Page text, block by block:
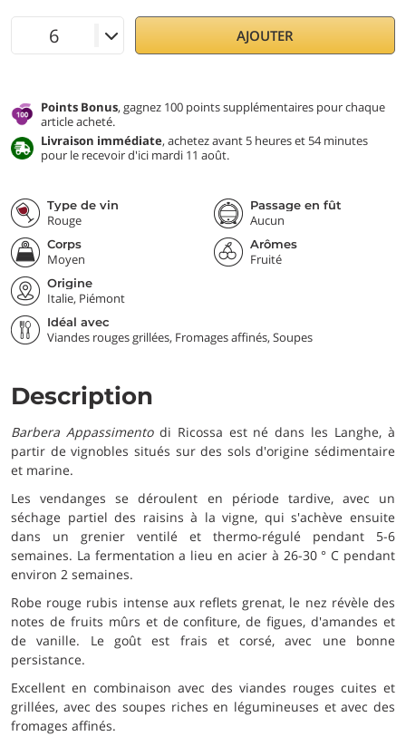
AJOUTER
Points Bonus, gagnez 100 points supplémentaires pour chaque
article acheté.
Livraison immédiate, achetez avant 5 heures et 54 minutes
pour le recevoir d'ici mardi 11 août.
Type de vin
Rouge
Passage en fût
Aucun
Corps
Moyen
Arômes
Fruité
Origine
Italie, Piémont
Idéal avec
Viandes rouges grillées, Fromages affinés, Soupes
Description
Barbera Appassimentodi Ricossa est né dans les Langhe, à
partir de vignobles situés sur des sols d'origine sédimentaire
et marine.
Les vendanges se déroulent en période tardive, avec un
séchage partiel des raisins à la vigne, qui s'achève ensuite
dans un grenier ventilé et thermo-régulé pendant 5-6
semaines. La fermentation a lieu en acier à 26-30 ° C pendant
environ 2 semaines.
Robe rouge rubis intense aux reflets grenat, le nez révèle des
notes de fruits mûrs et de confiture, de figues, d'amandes et
de vanille. Le goût est frais et corsé, avec une bonne
persistance.
Excellent en combinaison avec des viandes rouges cuites et
grillées, avec des soupes riches en légumineuses et avec des
fromages affinés.